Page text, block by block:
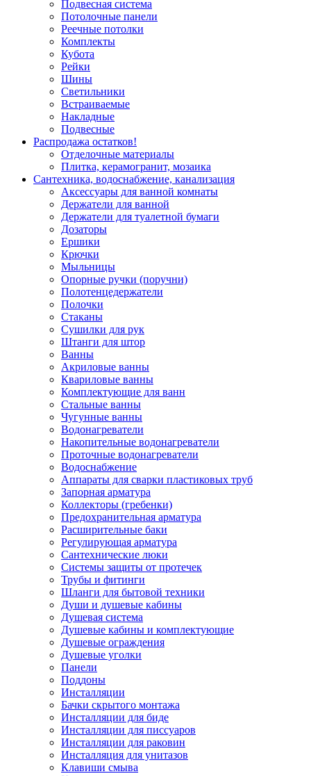
Подвесная система
Потолочные панели
Реечные потолки
Комплекты
Кубота
Рейки
Шины
Светильники
Встраиваемые
Накладные
Подвесные
Распродажа остатков!
Отделочные материалы
Плитка, керамогранит, мозаика
Сантехника, водоснабжение, канализация
Аксессуары для ванной комнаты
Держатели для ванной
Держатели для туалетной бумаги
Дозаторы
Ершики
Крючки
Мыльницы
Опорные ручки (поручни)
Полотенцедержатели
Полочки
Стаканы
Сушилки для рук
Штанги для штор
Ванны
Акриловые ванны
Квариловые ванны
Комплектующие для ванн
Стальные ванны
Чугунные ванны
Водонагреватели
Накопительные водонагреватели
Проточные водонагреватели
Водоснабжение
Аппараты для сварки пластиковых труб
Запорная арматура
Коллекторы (гребенки)
Предохранительная арматура
Расширительные баки
Регулирующая арматура
Сантехнические люки
Системы защиты от протечек
Трубы и фитинги
Шланги для бытовой техники
Души и душевые кабины
Душевая система
Душевые кабины и комплектующие
Душевые ограждения
Душевые уголки
Панели
Поддоны
Инсталляции
Бачки скрытого монтажа
Инсталляции для биде
Инсталляции для писсуаров
Инсталляции для раковин
Инсталляция для унитазов
Клавиши смыва